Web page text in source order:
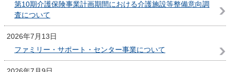
第10期介護保険事業計画期間における介護施設等整備意向調
査について
2026年7月13日
ファミリー・サポート・センター事業について